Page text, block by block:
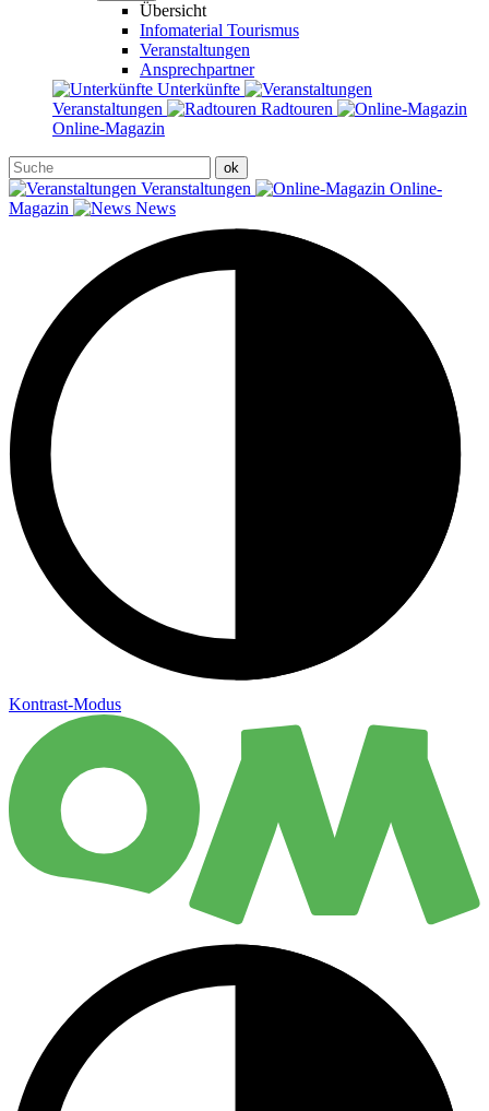
Übersicht
Infomaterial Tourismus
Veranstaltungen
Ansprechpartner
Unterkünfte
Veranstaltungen
Radtouren
Online-Magazin
Veranstaltungen
Online-
Magazin
News
Kontrast-Modus